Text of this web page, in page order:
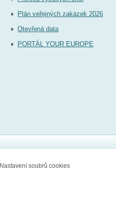
Plán veřejných zakázek 2026
Otevřená data
PORTÁL YOUR EUROPE
Nastavení soubrů cookies